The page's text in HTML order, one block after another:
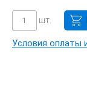
шт.
Условия оплаты